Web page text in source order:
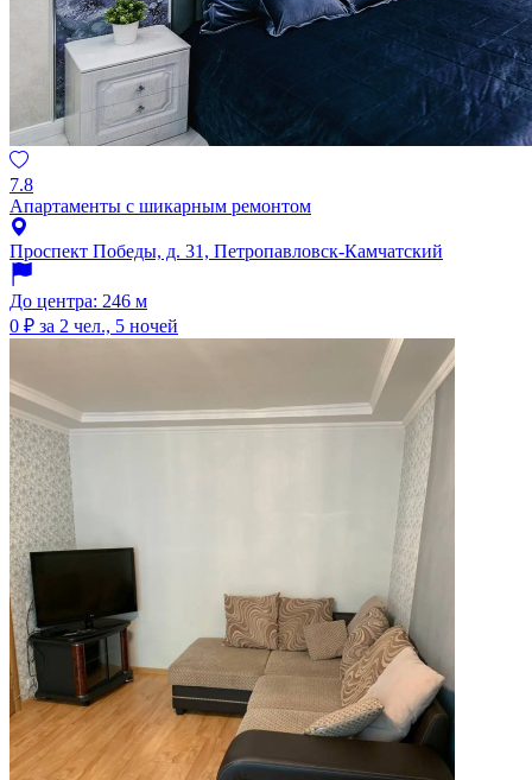
7.8
Апартаменты с шикарным ремонтом
Проспект Победы, д. 31, Петропавловск-Камчатский
До центра: 246 м
0 ₽ за 2 чел., 5 ночей